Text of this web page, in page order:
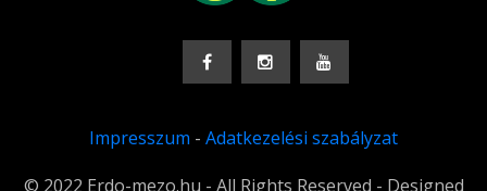
Impresszum - Adatkezelési szabályzat
© 2022 Erdo-mezo.hu - All Rights Reserved - Designed